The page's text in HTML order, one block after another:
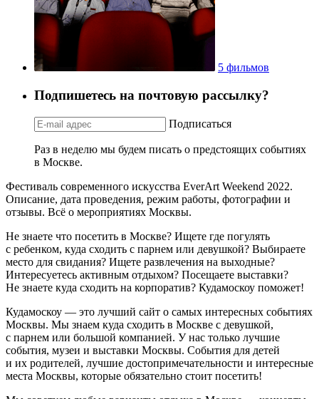
5 фильмов
Подпишетесь на почтовую рассылку?
Подписаться
Раз в неделю мы будем писать о предстоящих событиях
в Москве.
Фестиваль современного искусства EverArt Weekend 2022.
Описание, дата проведения, режим работы, фотографии и
отзывы. Всё о мероприятиях Москвы.
Не знаете что посетить в Москве? Ищете где погулять
с ребенком, куда сходить с парнем или девушкой? Выбираете
место для свидания? Ищете развлечения на выходные?
Интересуетесь активным отдыхом? Посещаете выставки?
Не знаете куда сходить на корпоратив? Кудамоскоу поможет!
Кудамоскоу — это лучший сайт о самых интересных событиях
Москвы. Мы знаем куда сходить в Москве с девушкой,
с парнем или большой компанией. У нас только лучшие
события, музеи и выставки Москвы. События для детей
и их родителей, лучшие достопримечательности и интересные
места Москвы, которые обязательно стоит посетить!